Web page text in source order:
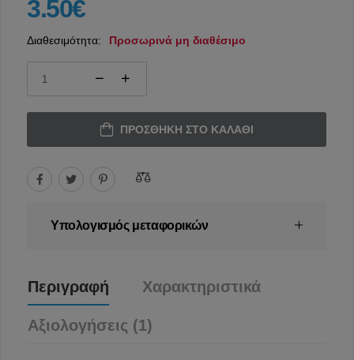
3.50€
Διαθεσιμότητα: Προσωρινά μη διαθέσιμο
ΠΡΟΣΘΉΚΗ ΣΤΟ ΚΑΛΆΘΙ
Υπολογισμός μεταφορικών
Περιγραφή Χαρακτηριστικά
Αξιολογήσεις (1)